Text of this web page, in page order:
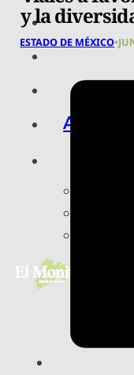
ARTE,
y la
ESTADO DE MÉXICO•